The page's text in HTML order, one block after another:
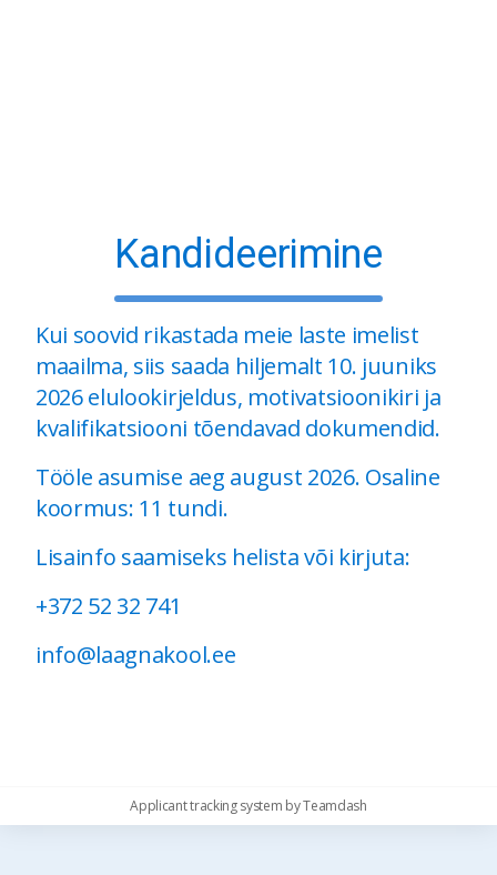
Kandideerimine
Kui soovid rikastada meie laste imelist
maailma, siis saada hiljemalt 10. juuniks
2026 elulookirjeldus, motivatsioonikiri ja
kvalifikatsiooni tõendavad dokumendid.
Tööle asumise aeg august 2026. Osaline
koormus: 11 tundi.
Lisainfo saamiseks helista või kirjuta:
+372 52 32 741
info@laagnakool.ee
Applicant tracking system byTeamdash